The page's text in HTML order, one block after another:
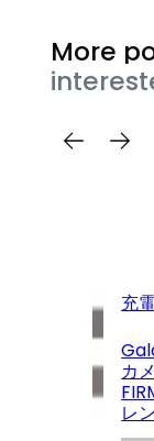
More
充
カ
レ